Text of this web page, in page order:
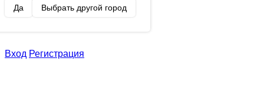
Да Выбрать другой город
Вход Регистрация